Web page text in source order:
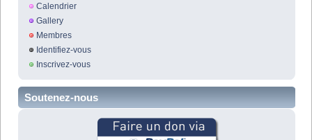
Calendrier
Gallery
Membres
Identifiez-vous
Inscrivez-vous
Soutenez-nous